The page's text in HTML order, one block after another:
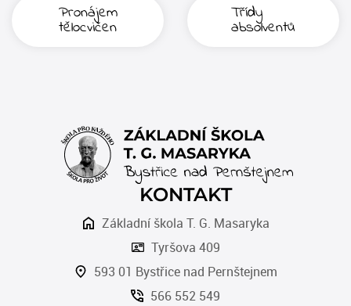
Pronájem
tělocvičen
Třídy
absolventů
KONTAKT
Základní škola T. G. Masaryka
Tyršova 409
593 01 Bystřice nad Pernštejnem
566 552 549